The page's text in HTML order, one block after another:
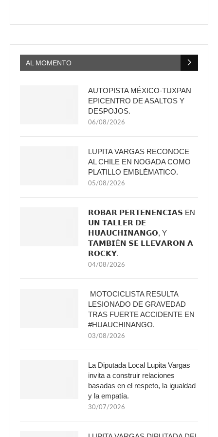
AL MOMENTO
AUTOPISTA MÉXICO-TUXPAN
EPICENTRO DE ASALTOS Y
DESPOJOS.
06/08/2026
LUPITA VARGAS RECONOCE
AL CHILE EN NOGADA COMO
PLATILLO EMBLÉMATICO.
05/08/2026
𝗥𝗢𝗕𝗔𝗥 𝗣𝗘𝗥𝗧𝗘𝗡𝗘𝗡𝗖𝗜𝗔𝗦 EN
𝗨𝗡 𝗧𝗔𝗟𝗟𝗘𝗥 𝗗𝗘
𝗛𝗨𝗔𝗨𝗖𝗛𝗜𝗡𝗔𝗡𝗚𝗢, Y
𝗧𝗔𝗠𝗕𝗜É𝗡 𝗦𝗘 𝗟𝗟𝗘𝗩𝗔𝗥𝗢𝗡 𝗔
𝗥𝗢𝗖𝗞𝗬.
04/08/2026
MOTOCICLISTA RESULTA
LESIONADO DE GRAVEDAD
TRAS FUERTE ACCIDENTE EN
#HUAUCHINANGO.
03/08/2026
La Diputada Local Lupita Vargas
invita a construir relaciones
basadas en el respeto, la igualdad
y la empatía.
30/07/2026